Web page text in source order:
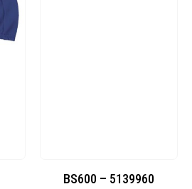
BS600 – 5139960